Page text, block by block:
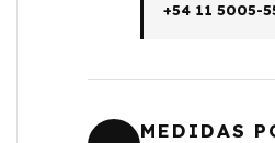
+54 11 5005-
MEDIDAS